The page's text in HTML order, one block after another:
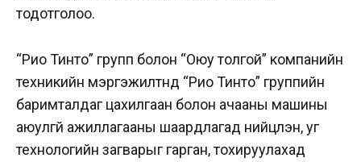
тодотголоо.
“Рио Тинто” групп болон “Оюу толгой” компанийн
техникийн мэргэжилтнүүд “Рио Тинто” группийн
баримталдаг цахилгаан болон ачааны машины
аюулгүй ажиллагааны шаардлагад нийцүүлэн, уг
технологийн загварыг гарган, тохируулахад